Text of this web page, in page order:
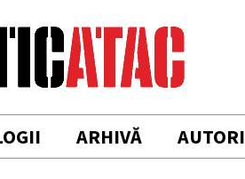
ARHIVĂ AUTORI